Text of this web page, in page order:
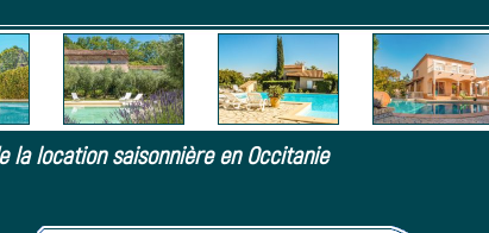
la location saisonnière en Occitanie